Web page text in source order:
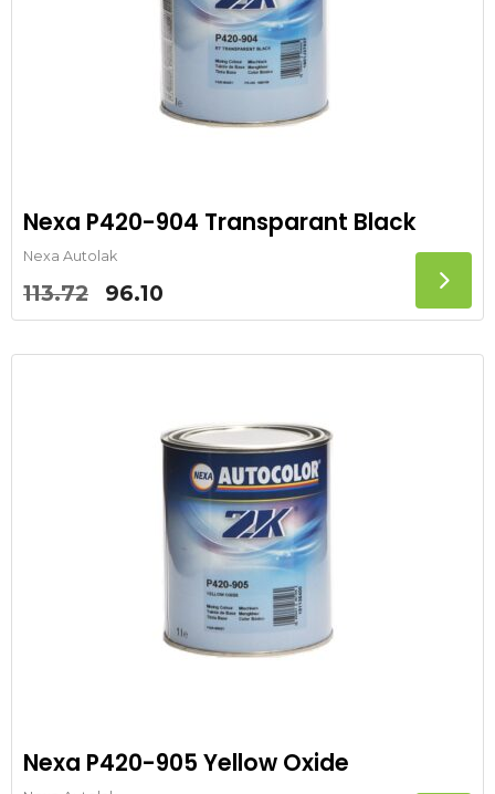
Nexa P420-904 Transparant Black
Nexa Autolak
113.72
Oorspronkelijke
prijs
was:
96.10
prijs
is:
Nexa P420-905 Yellow Oxide